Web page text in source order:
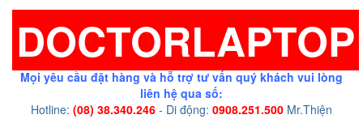
DOCTORLAPTOP
Mọi yêu cầu đặt hàng và hỗ trợ tư vấn quý khách vui lòng
liên hệ qua số:
Hotline: (08) 38.340.246 - Di động: 0908.251.500 Mr.Thiện